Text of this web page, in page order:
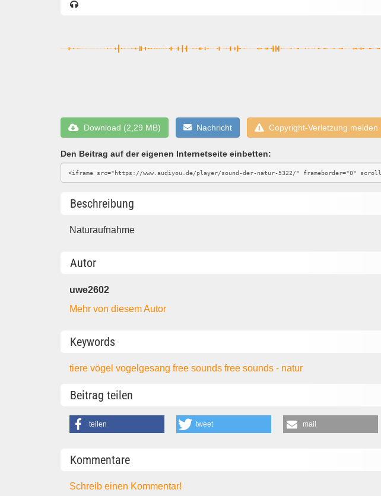
Download (2,29 MB) Nachricht Copyright-Verletzung melden
Den Beitrag auf der eigenen Internetseite einbetten:
Beschreibung
Naturaufnahme
Autor
uwe2602
Mehr von diesem Autor
Keywords
tierevögelvogelgesangfree soundsfree sounds - natur
Beitrag teilen
teilen tweet mail
Kommentare
Schreib einen Kommentar!